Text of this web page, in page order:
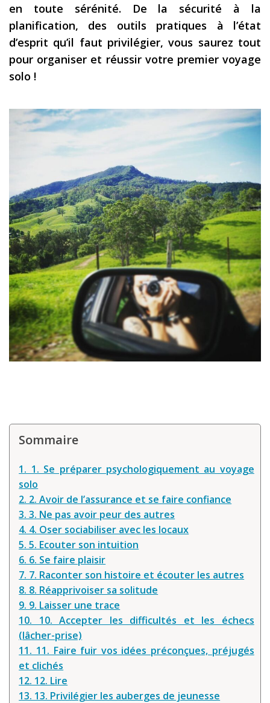
Outils pour voyageur
Sites utiles
Réserver un vol !
Assurance voyage !
LA carte bancaire
Louer une voiture !
Mes guides voyage
L’auteur
en toute sérénité. De la sécurité à la
planification, des outils pratiques à l’état
d’esprit qu’il faut privilégier, vous saurez tout
pour organiser et réussir votre premier voyage
solo !
Sommaire
1. 1. Se préparer psychologiquement au voyage
solo
2. 2. Avoir de l’assurance et se faire confiance
3. 3. Ne pas avoir peur des autres
4. 4. Oser sociabiliser avec les locaux
5. 5. Ecouter son intuition
6. 6. Se faire plaisir
7. 7. Raconter son histoire et écouter les autres
8. 8. Réapprivoiser sa solitude
9. 9. Laisser une trace
10. 10. Accepter les difficultés et les échecs
(lâcher-prise)
11. 11. Faire fuir vos idées préconçues, préjugés
et clichés
12. 12. Lire
13. 13. Privilégier les auberges de jeunesse